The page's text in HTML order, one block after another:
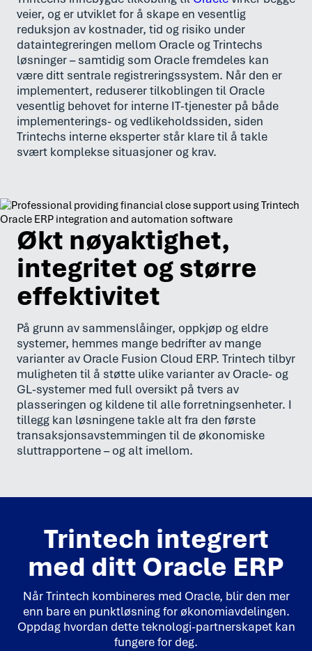
veier, og er utviklet for å skape en vesentlig
reduksjon av kostnader, tid og risiko under
dataintegreringen mellom Oracle og Trintechs
løsninger – samtidig som Oracle fremdeles kan
være ditt sentrale registreringssystem. Når den er
implementert, reduserer tilkoblingen til Oracle
vesentlig behovet for interne IT-tjenester på både
implementerings- og vedlikeholdssiden, siden
Trintechs interne eksperter står klare til å takle
svært komplekse situasjoner og krav.
Økt nøyaktighet,
integritet og større
effektivitet
På grunn av sammenslåinger, oppkjøp og eldre
systemer, hemmes mange bedrifter av mange
varianter av Oracle Fusion Cloud ERP. Trintech tilbyr
muligheten til å støtte ulike varianter av Oracle- og
GL-systemer med full oversikt på tvers av
plasseringen og kildene til alle forretningsenheter. I
tillegg kan løsningene takle alt fra den første
transaksjonsavstemmingen til de økonomiske
sluttrapportene – og alt imellom.
Trintech integrert
med ditt Oracle ERP
Når Trintech kombineres med Oracle, blir den mer
enn bare en punktløsning for økonomiavdelingen.
Oppdag hvordan dette teknologi-partnerskapet kan
fungere for deg.